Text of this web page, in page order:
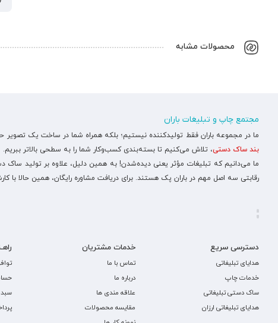
محصولات مشابه
مجتمع چاپ و تبلیغات باران
ما در مجموعه باران فقط تولیدکننده نیستیم؛ بلکه همراه شما در ساخت یک تصویر
بند ساک دستی، تلاش می‌کنیم تا بسته‌بندی کسب‌وکار شما را به سطحی بالاتر ببریم.
ما می‌دانیم که تبلیغات مؤثر یعنی دیده‌شدن! به همین دلیل، علاوه بر تولید ساک
رقابتی سه اصل مهم در باران پک هستند. برای دریافت مشاوره رایگان، همین حالا با
دسترسی سریع
هدایای تبلیغاتی
خدمات چاپ
ساک دستی تبلیغاتی
هدایای تبلیغاتی ارزان
خدمات مشتریان
تماس با ما
درباره ما
علاقه مندی ها
مقایسه محصولات